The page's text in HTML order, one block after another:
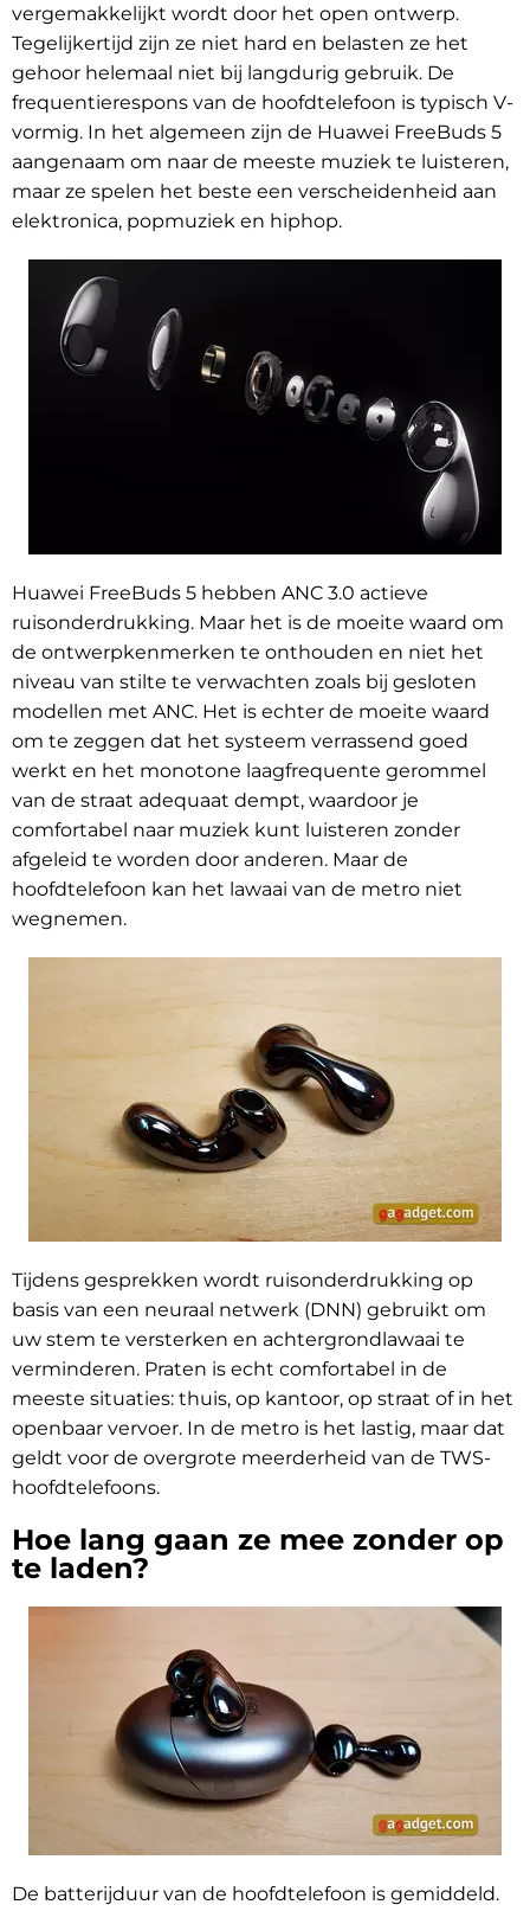
vergemakkelijkt wordt door het open ontwerp.
Tegelijkertijd zijn ze niet hard en belasten ze het
gehoor helemaal niet bij langdurig gebruik. De
frequentierespons van de hoofdtelefoon is typisch V-
vormig. In het algemeen zijn de Huawei FreeBuds 5
aangenaam om naar de meeste muziek te luisteren,
maar ze spelen het beste een verscheidenheid aan
elektronica, popmuziek en hiphop.
Huawei FreeBuds 5 hebben ANC 3.0 actieve
ruisonderdrukking. Maar het is de moeite waard om
de ontwerpkenmerken te onthouden en niet het
niveau van stilte te verwachten zoals bij gesloten
modellen met ANC. Het is echter de moeite waard
om te zeggen dat het systeem verrassend goed
werkt en het monotone laagfrequente gerommel
van de straat adequaat dempt, waardoor je
comfortabel naar muziek kunt luisteren zonder
afgeleid te worden door anderen. Maar de
hoofdtelefoon kan het lawaai van de metro niet
wegnemen.
Tijdens gesprekken wordt ruisonderdrukking op
basis van een neuraal netwerk (DNN) gebruikt om
uw stem te versterken en achtergrondlawaai te
verminderen. Praten is echt comfortabel in de
meeste situaties: thuis, op kantoor, op straat of in het
openbaar vervoer. In de metro is het lastig, maar dat
geldt voor de overgrote meerderheid van de TWS-
hoofdtelefoons.
Hoe lang gaan ze mee zonder op
te laden?
De batterijduur van de hoofdtelefoon is gemiddeld.